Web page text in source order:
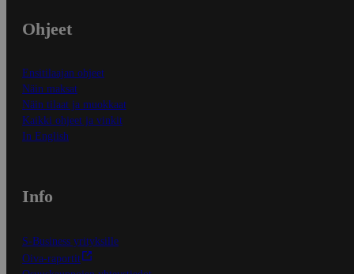
Ohjeet
Ensitilaajan ohjeet
Näin maksat
Näin tilaat ja muokkaat
Kaikki ohjeet ja vinkit
In English
Info
S-Business yrityksille
Oiva-raportit